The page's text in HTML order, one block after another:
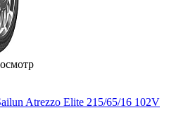
Atrezzo Elite 215/65/16 102V